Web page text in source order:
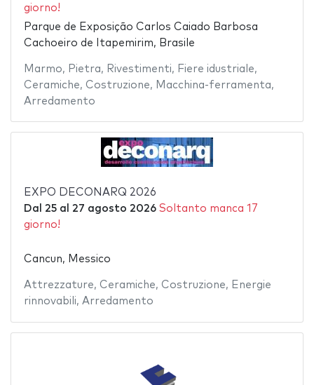
giorno!
Parque de Exposição Carlos Caiado Barbosa
Cachoeiro de Itapemirim, Brasile
Marmo, Pietra, Rivestimenti, Fiere idustriale,
Ceramiche, Costruzione, Macchina-ferramenta,
Arredamento
EXPO DECONARQ 2026
Dal 25al 27 agosto 2026 Soltanto manca 17
giorno!
Cancun, Messico
Attrezzature, Ceramiche, Costruzione, Energie
rinnovabili, Arredamento